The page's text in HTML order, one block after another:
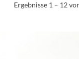
Ergebnisse 1 – 12